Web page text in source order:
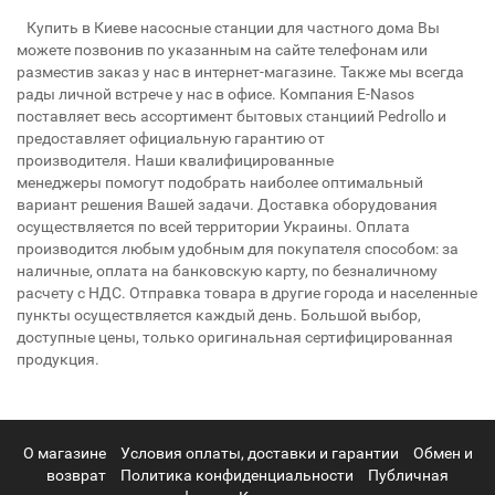
Купить в Киеве насосные станции для частного дома Вы
можете позвонив по указанным на сайте телефонам или
разместив заказ у нас в интернет-магазине. Также мы всегда
рады личной встрече у нас в офисе. Компания E-Nasos
поставляет весь ассортимент бытовых станциий Pedrollo и
предоставляет официальную гарантию от
производителя. Наши квалифицированные
менеджеры помогут подобрать наиболее оптимальный
вариант решения Вашей задачи. Доставка оборудования
осуществляется по всей территории Украины. Оплата
производится любым удобным для покупателя способом: за
наличные, оплата на банковскую карту, по безналичному
расчету с НДС. Отправка товара в другие города и населенные
пункты осуществляется каждый день. Большой выбор,
доступные цены, только оригинальная сертифицированная
продукция.
О магазине Условия оплаты, доставки и гарантии
Обмен и
возврат
Политика конфиденциальности
Публичная